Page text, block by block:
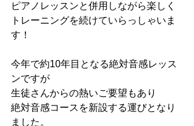
ピアノレッスンと併用しながら楽しく
トレーニングを続けていらっしゃいま
す！
今年で約10年目となる絶対音感レッス
ンですが
生徒さんからの熱いご要望もあり
絶対音感コースを新設する運びとなり
ました。